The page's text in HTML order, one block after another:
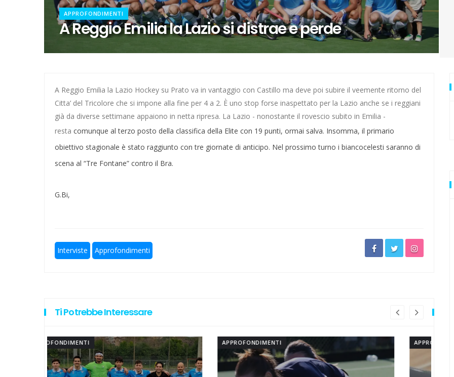
Il 16 agosto l'inizio dell'avventura in Coppa Italia
Calcio a 5, dalla Spagna con furore: ecco Luna
Quattro dei nostri ai Mondiali di Zagabria
Pallanuoto, Miciora e Gavrila ai Mondiali con la Romania
Europeo per Club, vince la Lazio
APPROFONDIMENTI
A Reggio Emilia la Lazio si distrae e perde
A Reggio Emilia la Lazio Hockey su Prato va in vantaggio con Castillo ma deve poi subire il veemente ritorno del
Citta’ del Tricolore che si impone alla fine per 4 a 2. È uno stop forse inaspettato per la Lazio anche se i reggiani
già da diverse settimane appaiono in netta ripresa. La Lazio - nonostante il rovescio subito in Emilia -
resta comunque al terzo posto della classifica della Elite con 19 punti, ormai salva. Insomma, il primario
obiettivo stagionale è stato raggiunto con tre giornate di anticipo. Nel prossimo turno i biancocelesti saranno di
scena al “Tre Fontane” contro il Bra.
G.Bi,
Interviste Approfondimenti
Ti Potrebbe Interessare
APPROFONDIMENTI APPROFONDIMENTI